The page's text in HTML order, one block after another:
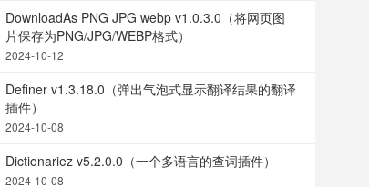
DownloadAs PNG JPG webp v1.0.3.0（将网页图
片保存为PNG/JPG/WEBP格式）
2024-10-12
Definer v1.3.18.0（弹出气泡式显示翻译结果的翻译
插件）
2024-10-08
Dictionariez v5.2.0.0（一个多语言的查词插件）
2024-10-08